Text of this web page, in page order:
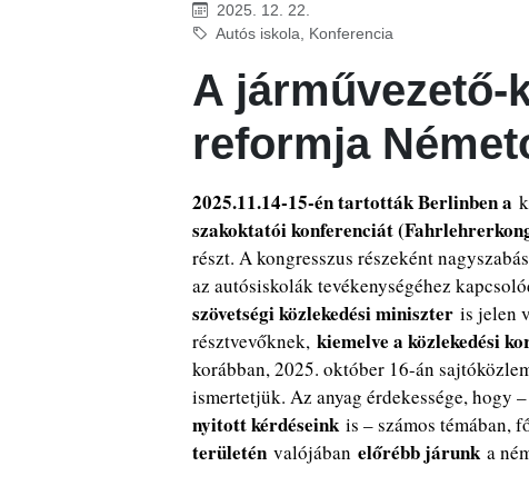
2025. 12. 22.
Autós iskola, Konferencia
A járművezető-
reformja
2025.11.14-15-én tartották Berlinben a
szakoktatói konferenciát
részt. A kongresszus részeként
az autósiskolák tevékenységéhez
szövetségi közlekedési miniszteris jelen
résztvevőknek, kiemelve a közlekedési
korábban, 2025. október 16-án
ismertetjük. Az anyag érdekessége, hogy
nyitott kérdéseinkis – számos témában,
területénvalójában előrébb járunka